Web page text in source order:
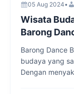
05 Aug 2024•
Wisata
Barong
Barong Dance
budaya yang
Dengan